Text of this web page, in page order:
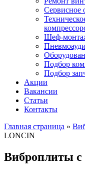
Сервисное
Шеф-
Подбор
Подбор
Акции
Вакансии
Статьи
Контакты
Главная страница »
LONCIN
Виброплиты с